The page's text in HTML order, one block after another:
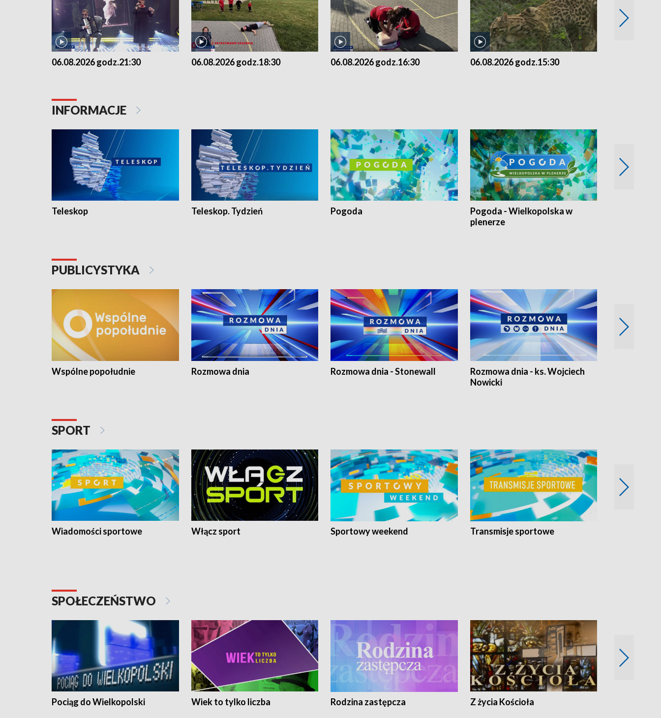
06.08.2026 godz.21:30 06.08.2026 godz.18:30 06.08.2026 godz.16:30 06.08.2026 godz.15:30
INFORMACJE
Teleskop Teleskop. Tydzień Pogoda
Pogoda - Wielkopolska w
plenerze
PUBLICYSTYKA
Wspólne popołudnie Rozmowa dnia Rozmowa dnia - Stonewall
Rozmowa dnia - ks. Wojciech
Nowicki
SPORT
Wiadomości sportowe Włącz sport Sportowy weekend Transmisje sportowe
SPOŁECZEŃSTWO
Pociąg do Wielkopolski Wiek to tylko liczba Rodzina zastępcza Z życia Kościoła